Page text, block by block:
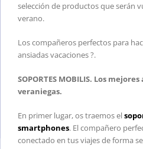
selección de productos que serán
verano.
Los compañeros perfectos para
ansiadas vacaciones ?.
SOPORTES MOBILIS. Los
veraniegas.
En primer lugar, os traemos el
smartphones. El compañero
conectado en tus viajes de forma